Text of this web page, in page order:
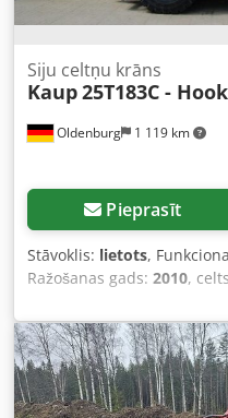
Oldenburg 1 119 km
Siju celtņu krāns
Kaup25T183C - Hook
Pieprasīt
Stāvoklis: lietots,
Ražošanas gads: 2010,
, Kravas pacēlāja
centrs: 2300 Tehniskais
tipa stiprinājums. Tas ir
Dsdpfxszmzutj Aa Djkr